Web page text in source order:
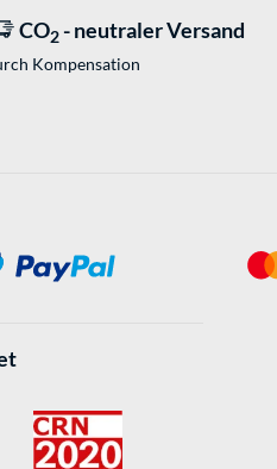
CO2 - neutraler Versand
Kompensation